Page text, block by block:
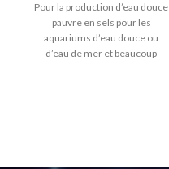
Pour la production d’eau douce
pauvre en sels pour les
aquariums d’eau douce ou
d’eau de mer et beaucoup